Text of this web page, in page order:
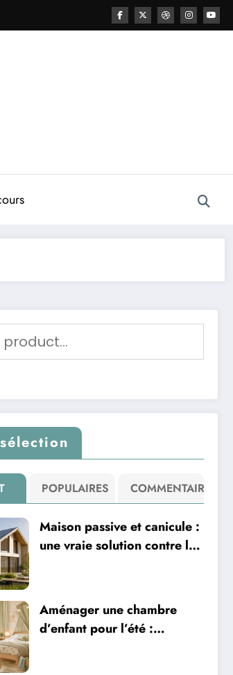
POPULAIRES COMMENTAIRE
Maison passive et canicule :
une vraie solution contre la
Aménager une chambre
d’enfant pour l’été :